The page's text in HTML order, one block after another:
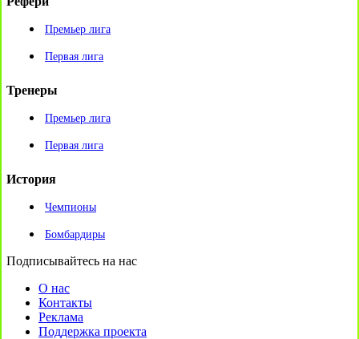
Премьер лига
Первая лига
Тренеры
Премьер лига
Первая лига
История
Чемпионы
Бомбардиры
Подписывайтесь на нас
О нас
Контакты
Реклама
Поддержка проекта